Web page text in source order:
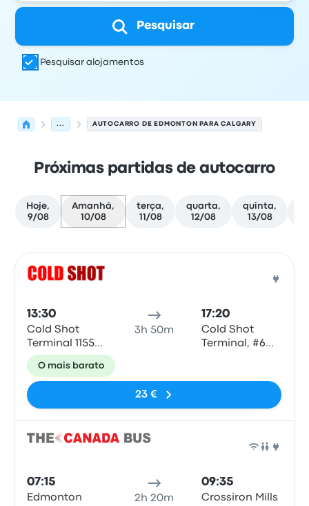
Pesquisar
Pesquisar alojamentos
... AUTOCARRO DE EDMONTON PARA CALGARY
Próximas partidas de autocarro
Hoje,
9/08
Amanhã,
10/08
terça,
11/08
quarta,
12/08
quinta,
13/08
13:30
Cold Shot
Terminal 11550
154 St.
3h 50m
17:20
Cold Shot
Terminal, #6
O mais barato
23 €
07:15
Edmonton
2h 20m
09:35
Crossiron Mills